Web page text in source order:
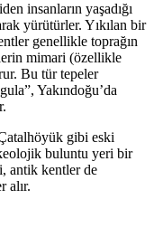
insanların yaşadığı
yürütürler. Yıkılan bir
genellikle toprağın
mimari (özellikle
Bu tür tepeler
Yakındoğu’da
gibi eski
buluntu yeri bir
antik kentler de
alır.